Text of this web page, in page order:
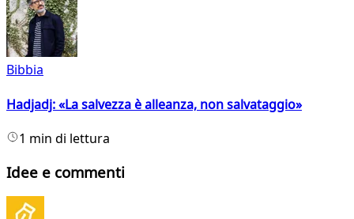
Bibbia
Hadjadj: «La salvezza è alleanza, non salvataggio»
1 min di lettura
Idee e commenti